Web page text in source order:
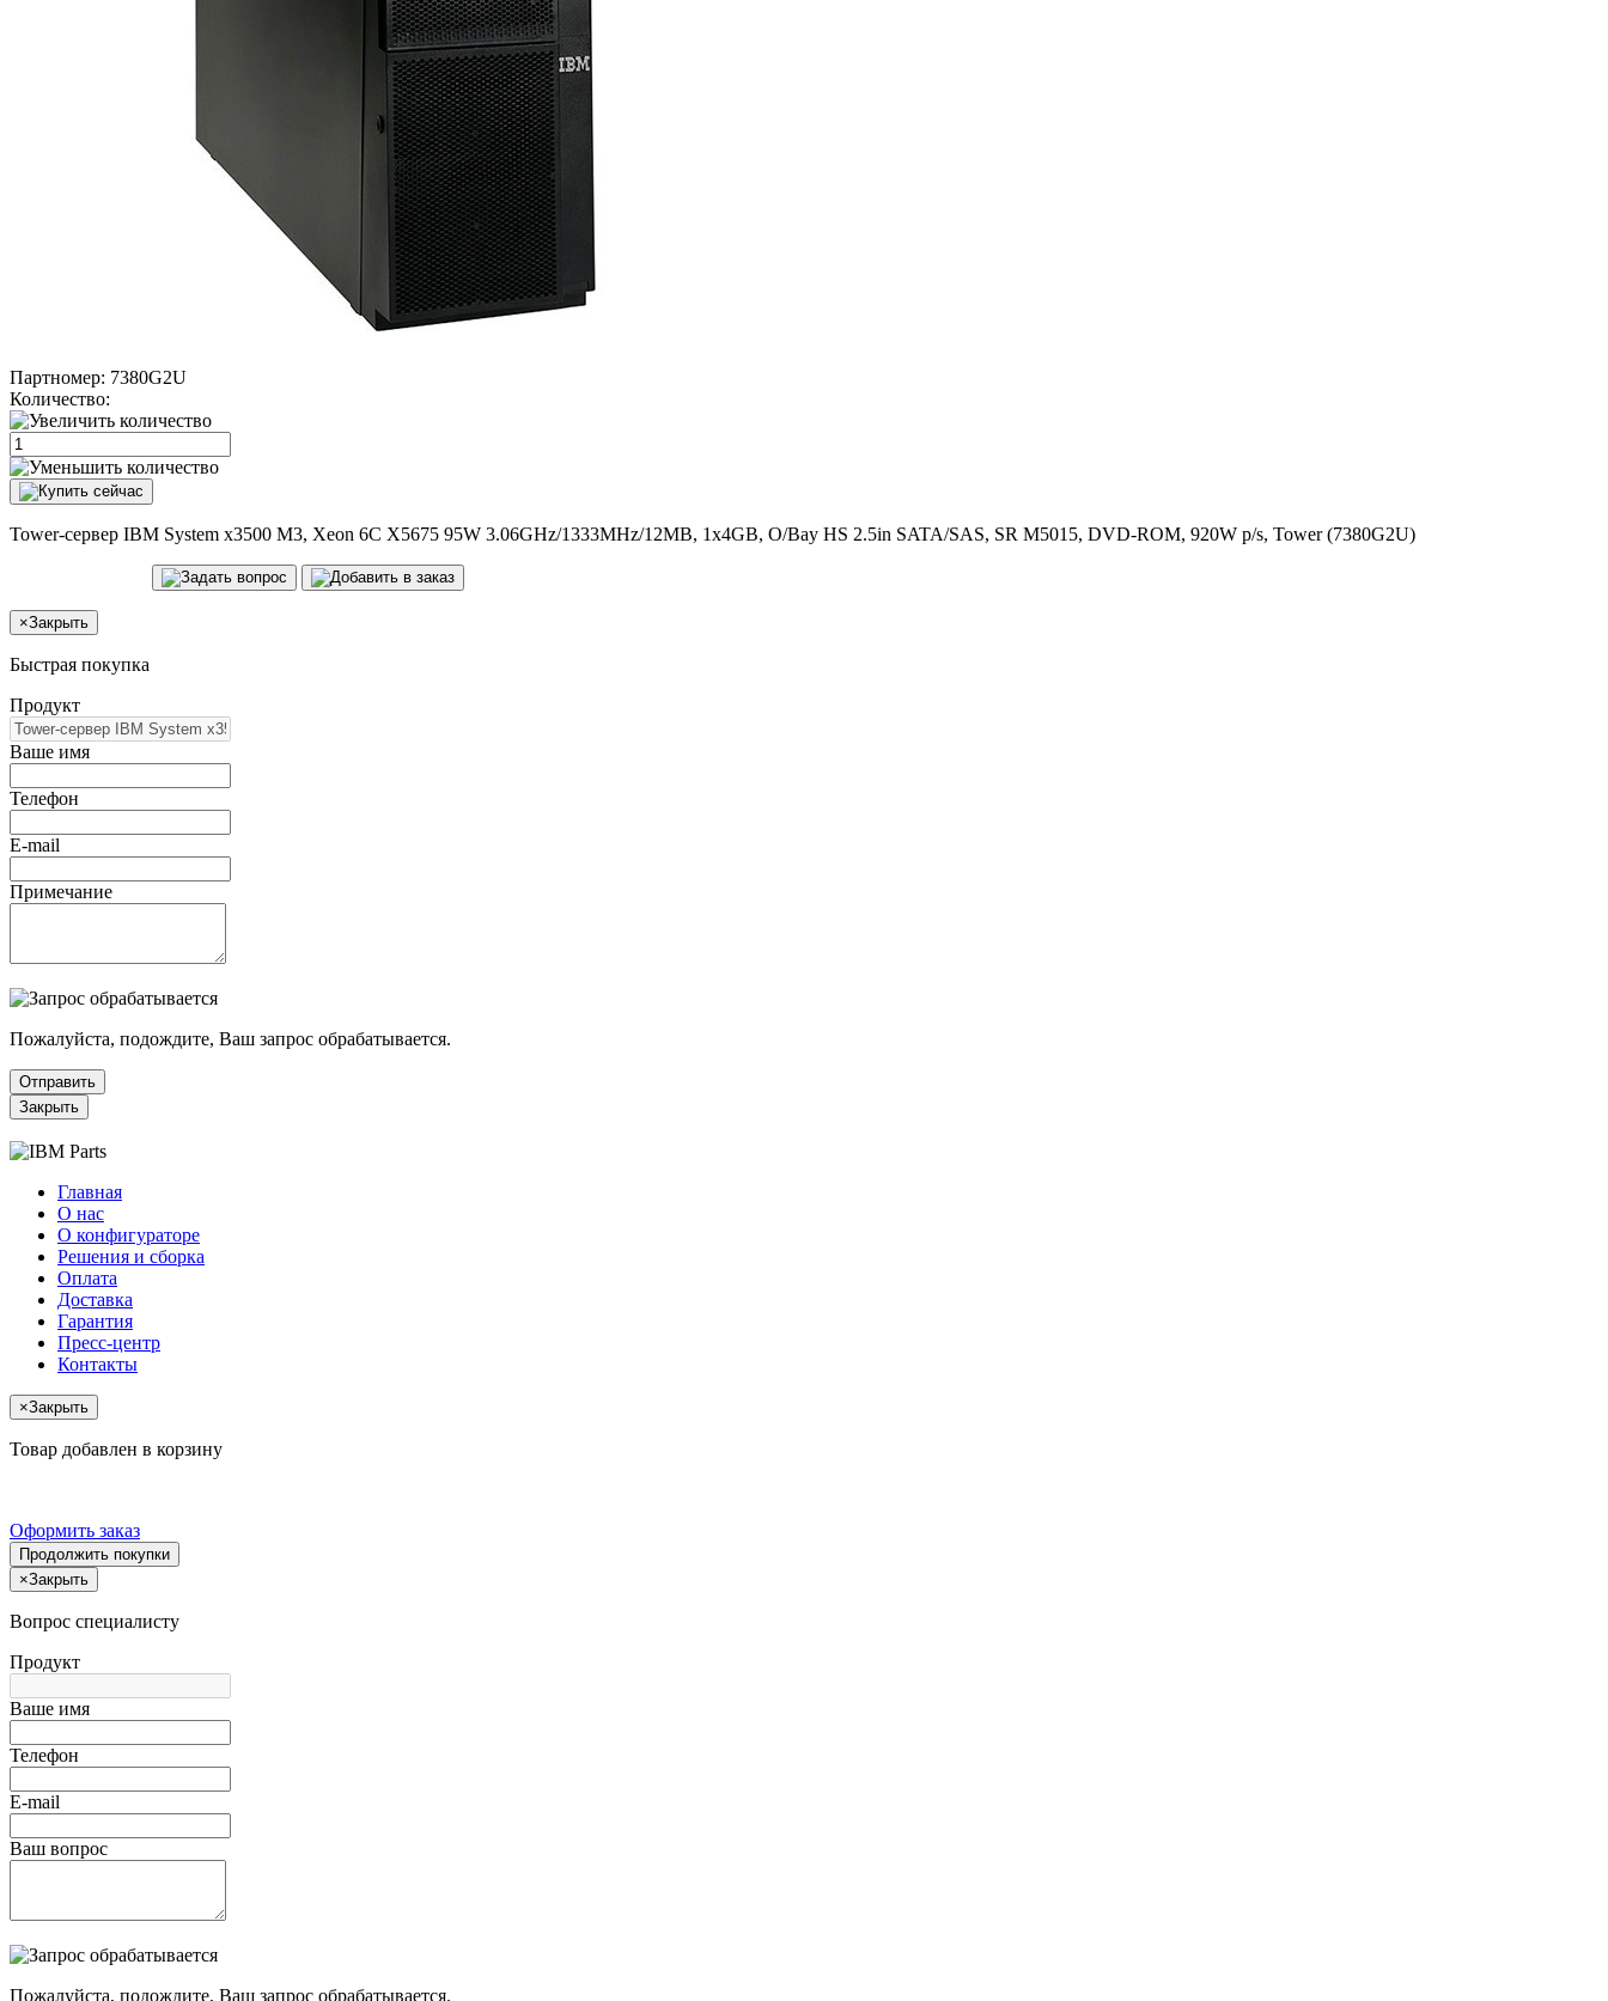
Партномер: 7380G2U
Количество:
Tower-сервер IBM System x3500 M3, Xeon 6C X5675 95W 3.06GHz/1333MHz/12MB, 1x4GB, O/Bay HS 2.5in SATA/SAS, SR M5015, DVD-ROM, 920W p/s, Tower (7380G2U)
×Закрыть
Быстрая покупка
Продукт
Ваше имя
Телефон
E-mail
Примечание
Пожалуйста, подождите, Ваш запрос обрабатывается.
Отправить
Закрыть
Главная
О нас
О конфигураторе
Решения и сборка
Оплата
Доставка
Гарантия
Пресс-центр
Контакты
×Закрыть
Товар добавлен в корзину
Оформить заказ
Продолжить покупки
×Закрыть
Вопрос специалисту
Продукт
Ваше имя
Телефон
E-mail
Ваш вопрос
Пожалуйста, подождите, Ваш запрос обрабатывается.